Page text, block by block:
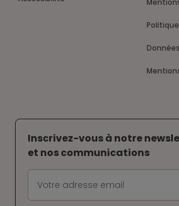
Inscrivez-vous à notre
et nos communications